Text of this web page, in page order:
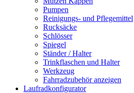
Pumpen
Reinigungs- und Pflegemittel
Rucksäcke
Schlösser
Spiegel
Ständer / Halter
Trinkflaschen und Halter
Werkzeug
Fahrradzubehör anzeigen
Laufradkonfigurator